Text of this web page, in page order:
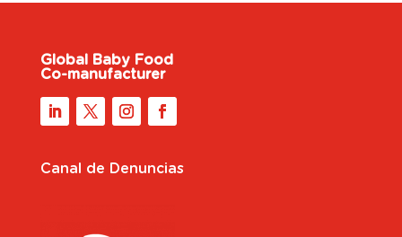
Global Baby Food
Co-manufacturer
Canal de Denuncias